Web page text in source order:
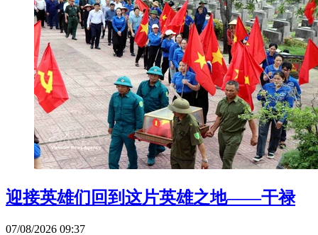
迎接英雄们回到这片英雄之地——干禄
07/08/2026 09:37